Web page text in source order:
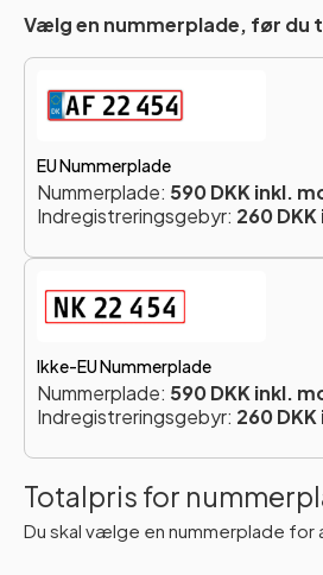
Vælg en nummerplade, før du
EU Nummerplade
Nummerplade: 590 DKK inkl.
Indregistreringsgebyr: 260
Ikke-EU Nummerplade
Nummerplade: 590 DKK inkl.
Indregistreringsgebyr: 260
Totalpris for
Du skal vælge en nummerplade